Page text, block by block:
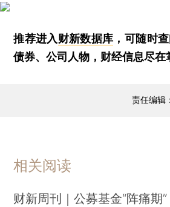
推荐进入财新数据库 ，可随时
债券、公司人物，财经信息尽在
责任编辑
相关阅读
财新周刊｜公募基金“阵痛期”